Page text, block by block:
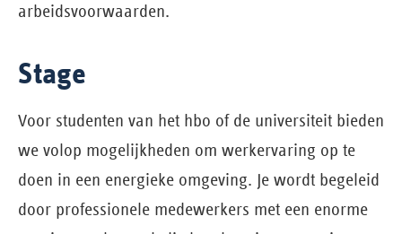
arbeidsvoorwaarden.
Stage
Voor studenten van het hbo of de universiteit bieden
we volop mogelijkheden om werkervaring op te
doen in een energieke omgeving. Je wordt begeleid
door professionele medewerkers met een enorme